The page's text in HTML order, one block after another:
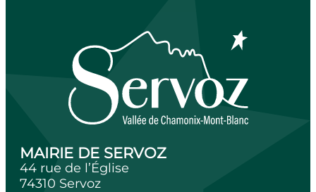
MAIRIE DE SERVOZ
44 rue de l’Église
74310 Servoz